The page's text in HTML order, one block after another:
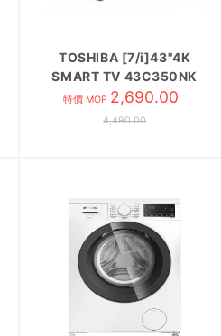
TOSHIBA [7/i]43"4K
SMART TV 43C350NK
特價 MOP 2,690.00
4,490.00